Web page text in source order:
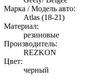
Марка / Модель авто:
Atlas (18-21)
Материал:
резиновые
Производитель:
REZKON
Цвет:
черный